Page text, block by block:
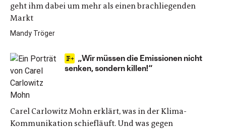
geht ihm dabei um mehr als einen brachliegenden
Markt
Mandy Tröger
„Wir müssen die Emissionen nicht
senken, sondern killen!“
Carel Carlowitz Mohn erklärt, was in der Klima-
Kommunikation schiefläuft. Und was gegen